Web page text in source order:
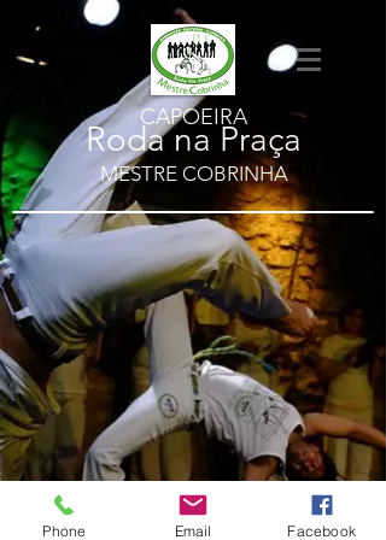
CAPOEIRA
Roda na Praça
MESTRE COBRINHA
Phone Email Facebook